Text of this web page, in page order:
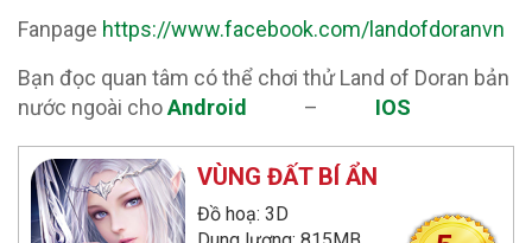
Fanpage https://www.facebook.com/landofdoranvn
Bạn đọc quan tâm có thể chơi thử Land of Doran bản
nước ngoài choAndroid – IOS
VÙNG ĐẤT BÍ ẨN
Đồ hoạ: 3D